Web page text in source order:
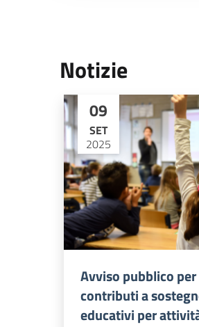
Notizie
09
SET
2025
Avviso pubblico
contributi a
educativi per